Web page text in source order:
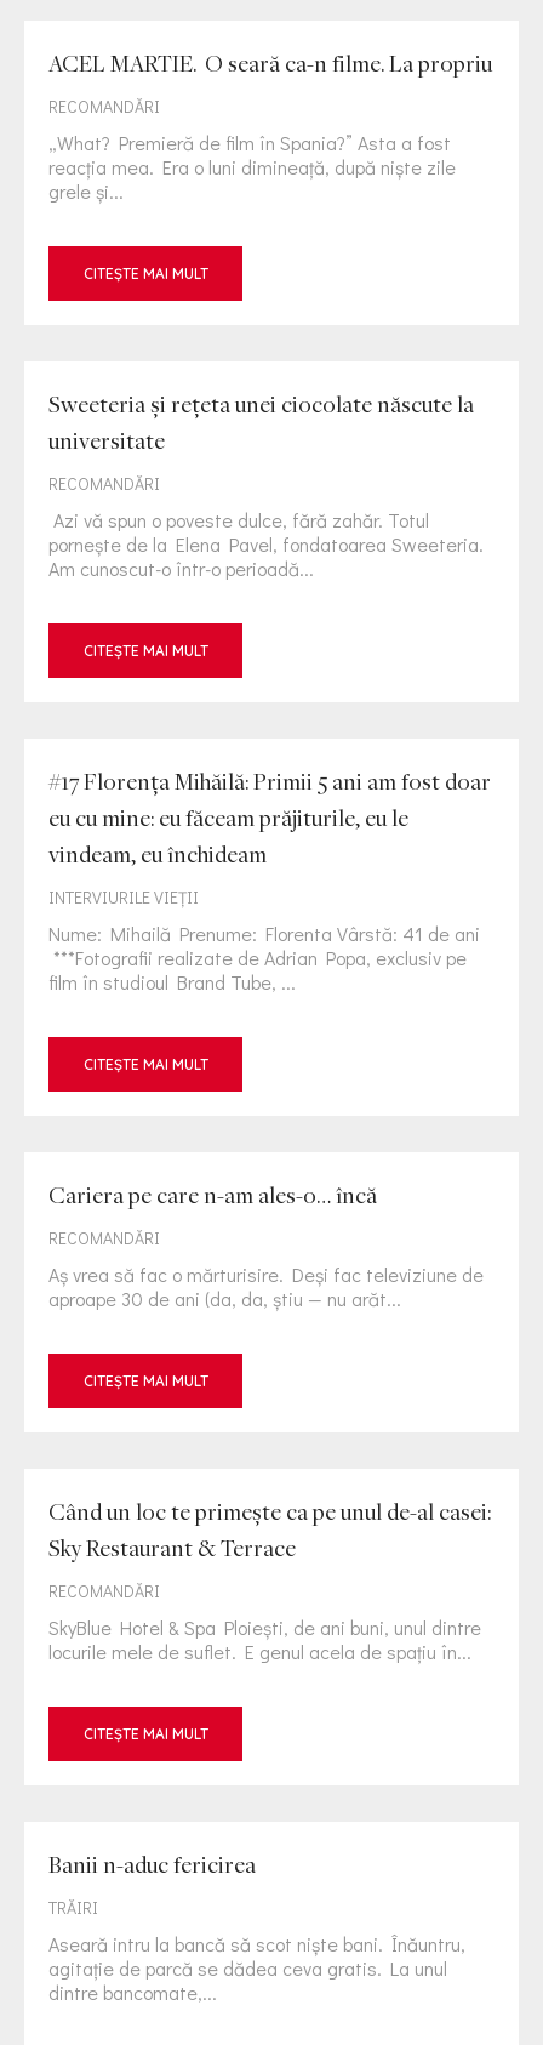
ACEL MARTIE. O seară ca-n filme. La propriu
RECOMANDĂRI
„What? Premieră de film în Spania?” Asta a fost
reacția mea. Era o luni dimineață, după niște zile
grele și...
CITEȘTE MAI MULT
Sweeteria și rețeta unei ciocolate născute la
universitate
RECOMANDĂRI
Azi vă spun o poveste dulce, fără zahăr. Totul
pornește de la Elena Pavel, fondatoarea Sweeteria.
Am cunoscut-o într-o perioadă...
CITEȘTE MAI MULT
#17 Florența Mihăilă: Primii 5 ani am fost doar
eu cu mine: eu făceam prăjiturile, eu le
vindeam, eu închideam
INTERVIURILE VIEŢII
Nume: Mihailă Prenume: Florenta Vârstă: 41 de ani
***Fotografii realizate de Adrian Popa, exclusiv pe
film în studioul Brand Tube, ...
CITEȘTE MAI MULT
Cariera pe care n-am ales-o… încă
RECOMANDĂRI
Aș vrea să fac o mărturisire. Deși fac televiziune de
aproape 30 de ani (da, da, știu — nu arăt...
CITEȘTE MAI MULT
Când un loc te primește ca pe unul de-al casei:
Sky Restaurant & Terrace
RECOMANDĂRI
SkyBlue Hotel & Spa Ploiești, de ani buni, unul dintre
locurile mele de suflet. E genul acela de spațiu în...
CITEȘTE MAI MULT
Banii n-aduc fericirea
TRĂIRI
Aseară intru la bancă să scot niște bani. Înăuntru,
agitație de parcă se dădea ceva gratis. La unul
dintre bancomate,...